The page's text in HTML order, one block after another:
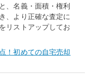
、名義・面積・権利
、より正確な査定に
リストアップしてお
！初めての自宅売却